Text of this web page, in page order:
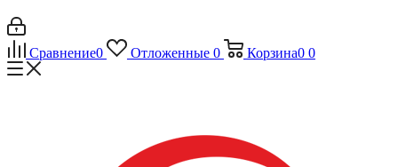
Сравнение0 Отложенные 0 Корзина0 0